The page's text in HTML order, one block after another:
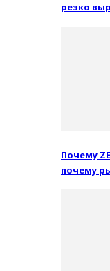
резко
Почему
почему